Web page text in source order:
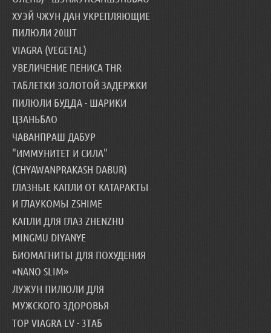
ХУЭЙ ЧЖУН ДАН УКРЕПЛЯЮЩИЕ
ПИЛЮЛИ 20ШТ
VIAGRA (VEGETAL)
УВЕЛИЧЕНИЕ ПЕНИСА THR
ТАБЛЕТКИ ЗОЛОТОЙ ЗАДЕРЖКИ
ПИЛЮЛИ БУДДА - ШАРИКИ
ЦЗАНЬБАО
ЧАВАНПРАШ ДАБУР
"ИММУНИТЕТ И СИЛА"
(CHYAWANPRAKASH DABUR)
ГЛАЗНЫЕ КАПЛИ ОТ КАТАРАКТЫ
И ГЛАУКОМЫ ZSHIME
КАПЛИ ДЛЯ ГЛАЗ ZHENZHU
MINGMU DIYANYE
БИОМАГНИТЫ ДЛЯ ПОХУДЕНИЯ
«NANO SLIM»
ЛУЖУН ПИЛЮЛИ ДЛЯ
МУЖСКОГО ЗДОРОВЬЯ
TOP VIAGRA LV - 3ТАБ